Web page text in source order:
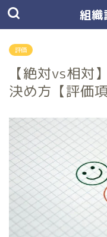
組織
評価
【絶対vs相対
決め方【評価項